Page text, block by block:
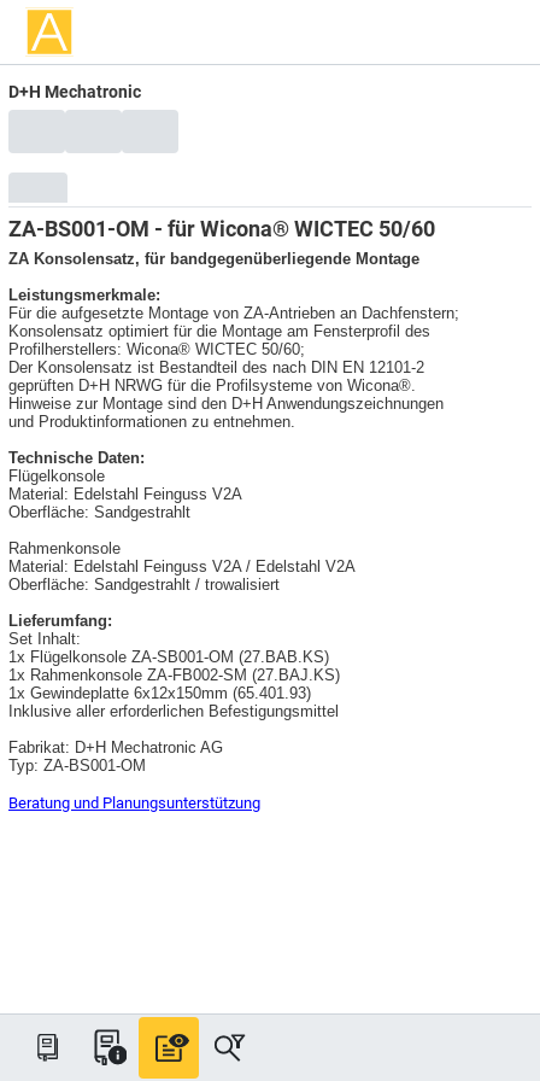
D+H Mechatronic
ZA-BS001-OM - für Wicona® WICTEC 50/60
ZA Konsolensatz, für bandgegenüberliegende Montage
Leistungsmerkmale:
Für die aufgesetzte Montage von ZA-Antrieben an Dachfenstern;
Konsolensatz optimiert für die Montage am Fensterprofil des
Profilherstellers: Wicona® WICTEC 50/60;
Der Konsolensatz ist Bestandteil des nach DIN EN 12101-2
geprüften D+H NRWG für die Profilsysteme von Wicona®.
Hinweise zur Montage sind den D+H Anwendungszeichnungen
und Produktinformationen zu entnehmen.
Technische Daten:
Flügelkonsole
Material: Edelstahl Feinguss V2A
Oberfläche: Sandgestrahlt
Rahmenkonsole
Material: Edelstahl Feinguss V2A / Edelstahl V2A
Oberfläche: Sandgestrahlt / trowalisiert
Lieferumfang:
Set Inhalt:
1x Flügelkonsole ZA-SB001-OM (27.BAB.KS)
1x Rahmenkonsole ZA-FB002-SM (27.BAJ.KS)
1x Gewindeplatte 6x12x150mm (65.401.93)
Inklusive aller erforderlichen Befestigungsmittel
Fabrikat: D+H Mechatronic AG
Typ: ZA-BS001-OM
Beratung und Planungsunterstützung